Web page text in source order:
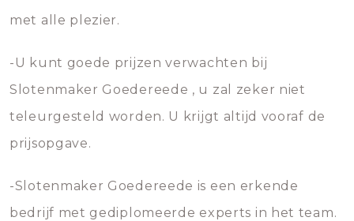
met alle plezier.
-U kunt goede prijzen verwachten bij
Slotenmaker Goedereede , u zal zeker niet
teleurgesteld worden. U krijgt altijd vooraf de
prijsopgave.
-Slotenmaker Goedereede is een erkende
bedrijf met gediplomeerde experts in het team.